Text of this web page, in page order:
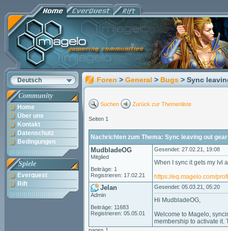
Deutsch
Community
Home
Über uns
Kontakt
Datenschutz
Bedingungen
Spiele
Everquest
Rift
Foren > General > Bugs > Sync
Suchen Zurück zur Themenliste
Seiten 1
Nachrichten zum Thema: Sync leaving out gear
MudbladeOG
Mitglied
Beiträge: 1
Registrieren: 17.02.21
Gesendet: 27.02.21, 19:08
When I sync it gets my lvl
https://eq.magelo.com/
Jelan
Admin
Beiträge: 11683
Registrieren: 05.05.01
Gesendet: 05.03.21, 05:20
Hi MudbladeOG,
Welcome to Magelo,
membership to activate it.